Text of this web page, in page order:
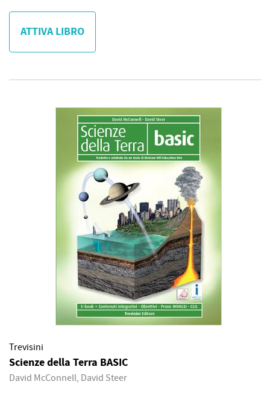
ATTIVA LIBRO
Trevisini
Scienze della Terra BASIC
David McConnell, David Steer